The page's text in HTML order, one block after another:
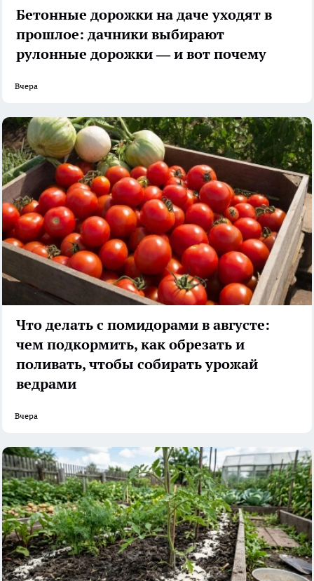
Бетонные дорожки на даче уходят в
прошлое: дачники выбирают
рулонные дорожки — и вот почему
Вчера
Что делать с помидорами в августе:
чем подкормить, как обрезать и
поливать, чтобы собирать урожай
ведрами
Вчера